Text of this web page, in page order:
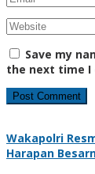
Save my
the next time I
Wakapolri
Harapan